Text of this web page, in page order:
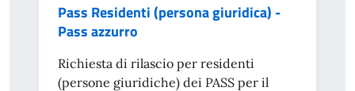
Pass Residenti (persona giuridica) -
Pass azzurro
Richiesta di rilascio per residenti
(persone giuridiche) dei PASS per il